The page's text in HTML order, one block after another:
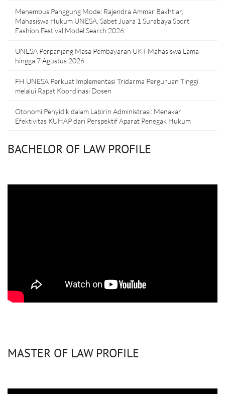
Menembus Panggung Mode: Rajendra Ammar Bakhtiar,
Mahasiswa Hukum UNESA, Sabet Juara 1 Surabaya Sport
Fashion Festival Model Search 2026
UNESA Perpanjang Masa Pembayaran UKT Mahasiswa Lama
hingga 7 Agustus 2026
FH UNESA Perkuat Implementasi Tridarma Perguruan Tinggi
melalui Rapat Koordinasi Dosen
Otonomi Penyidik dalam Labirin Administrasi: Menakar
Efektivitas KUHAP dari Perspektif Aparat Penegak Hukum
BACHELOR OF LAW PROFILE
MASTER OF LAW PROFILE